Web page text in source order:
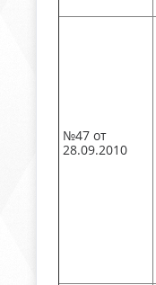
№47 от
28.09.2010